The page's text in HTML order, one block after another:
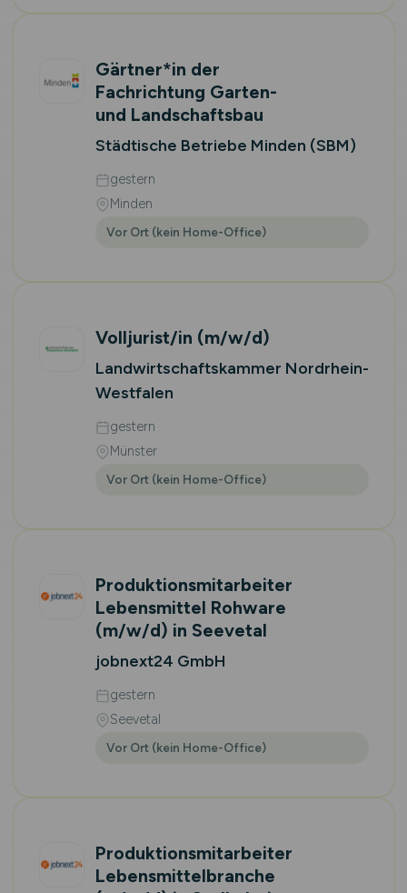
Gärtner*in der
Fachrichtung Garten-
und Landschaftsbau
Städtische Betriebe Minden (SBM)
gestern
Minden
Vor Ort (kein Home-Office)
Volljurist/in (m/w/d)
Landwirtschaftskammer Nordrhein-
Westfalen
gestern
Münster
Vor Ort (kein Home-Office)
Produktionsmitarbeiter
Lebensmittel Rohware
(m/w/d) in Seevetal
jobnext24 GmbH
gestern
Seevetal
Vor Ort (kein Home-Office)
Produktionsmitarbeiter
Lebensmittelbranche